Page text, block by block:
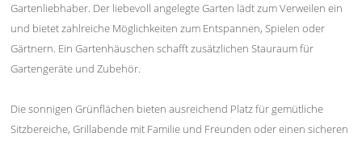
Gartenliebhaber. Der liebevoll angelegte Garten lädt zum Verweilen ein
und bietet zahlreiche Möglichkeiten zum Entspannen, Spielen oder
Gärtnern. Ein Gartenhäuschen schafft zusätzlichen Stauraum für
Gartengeräte und Zubehör.
Die sonnigen Grünflächen bieten ausreichend Platz für gemütliche
Sitzbereiche, Grillabende mit Familie und Freunden oder einen sicheren